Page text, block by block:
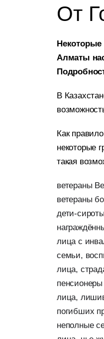
От
Некоторые
Алматы
В
Как
некоторые
такая
ветераны
ветераны
дети-
лица с
семьи,
лица,
пенсионеры
лица,
погибших
неполные